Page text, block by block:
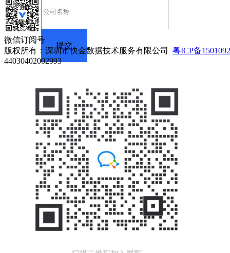
微信订阅号
版权所有：深圳市快金数据技术服务有限公司 粤ICP备
44030402002993